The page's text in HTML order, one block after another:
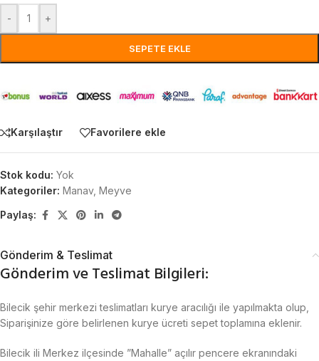
- +
SEPETE EKLE
Karşılaştır Favorilere ekle
Stok kodu: Yok
Kategoriler: Manav, Meyve
Paylaş:
Gönderim & Teslimat
Gönderim ve Teslimat Bilgileri:
Bilecik şehir merkezi teslimatları kurye aracılığı ile yapılmakta olup,
Siparişinize göre belirlenen kurye ücreti sepet toplamına eklenir.
Bilecik ili Merkez ilçesinde ”Mahalle” açılır pencere ekranındaki